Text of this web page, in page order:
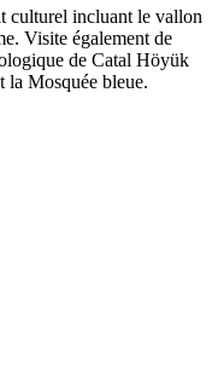
culturel incluant le vallon
Visite également de
de Catal Höyük
la Mosquée bleue.